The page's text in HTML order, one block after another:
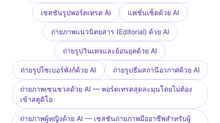
เซสชันรูปพอร์ตเทรต AI แฟชั่นเซ็ตด้วย AI
ถ่ายภาพแนวนิตยสาร (Editorial) ด้วย AI
ถ่ายรูปวินเทจและย้อนยุคด้วย AI
ถ่ายรูปไซเบอร์พังก์ด้วย AI ถ่ายรูปธีมสถานีอวกาศด้วย AI
ถ่ายภาพเซนชวลด้วย AI — พอร์ตเทรตสุดละมุนโดยไม่ต้อง
เข้าสตูดิโอ
ถ่ายภาพผู้หญิงด้วย AI — เซสชันถ่ายภาพมืออาชีพสำหรับผู้